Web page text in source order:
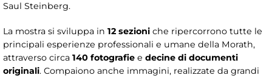
Saul Steinberg.
La mostra si sviluppa in 12 sezioni che ripercorrono tutte le
principali esperienze professionali e umane della Morath,
attraverso circa 140 fotografie e decine di documenti
originali. Compaiono anche immagini, realizzate da grandi